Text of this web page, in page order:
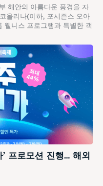
해안의 아름다운 풍경을 자
올리나(이하, 포시즌스 오아
웰니스 프로그램과 특별한 객
프로모션 진행… 해외